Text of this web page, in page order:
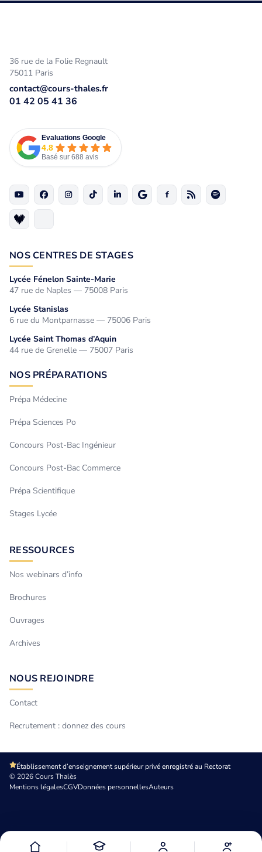
36 rue de la Folie Regnault
75011 Paris
contact@cours-thales.fr
01 42 05 41 36
Evaluations Google
4.8
Basé sur 688 avis
NOS CENTRES DE STAGES
Lycée Fénelon Sainte-Marie
47 rue de Naples — 75008 Paris
Lycée Stanislas
6 rue du Montparnasse — 75006 Paris
Lycée Saint Thomas d’Aquin
44 rue de Grenelle — 75007 Paris
NOS PRÉPARATIONS
Prépa Médecine
Prépa Sciences Po
Concours Post-Bac Ingénieur
Concours Post-Bac Commerce
Prépa Scientifique
Stages Lycée
RESSOURCES
Nos webinars d’info
Brochures
Ouvrages
Archives
NOUS REJOINDRE
Contact
Recrutement : donnez des cours
Établissement d’enseignement supérieur privé enregistré au Rectorat
© 2026 Cours Thalès
Mentions légalesCGVDonnées personnellesAuteurs